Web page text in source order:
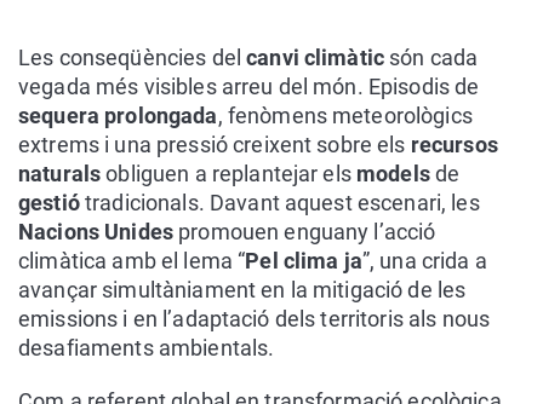
Les conseqüències delcanvi climàtic són cada
vegada més visibles arreu del món. Episodis de
sequera prolongada, fenòmens meteorològics
extrems i una pressió creixent sobre els recursos
naturalsobliguen a replantejar els modelsde
gestiótradicionals. Davant aquest escenari, les
Nacions Unides promouen enguany l’acció
climàtica amb el lema “Pel clima ja”, una crida a
avançar simultàniament en la mitigació de les
emissions i en l’adaptació dels territoris als nous
desafiaments ambientals.